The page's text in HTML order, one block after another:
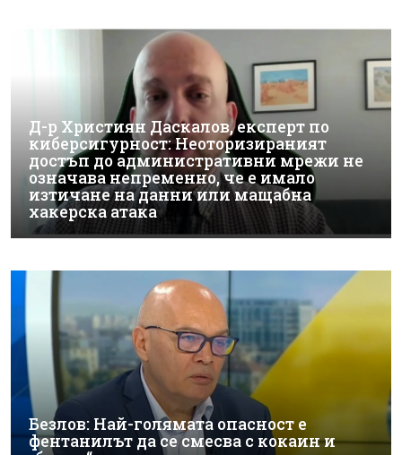
Д-р Християн Даскалов, експерт по
киберсигурност: Неоторизираният
достъп до административни мрежи не
означава непременно, че е имало
изтичане на данни или мащабна
хакерска атака
Безлов: Най-голямата опасност е
фентанилът да се смесва с кокаин и